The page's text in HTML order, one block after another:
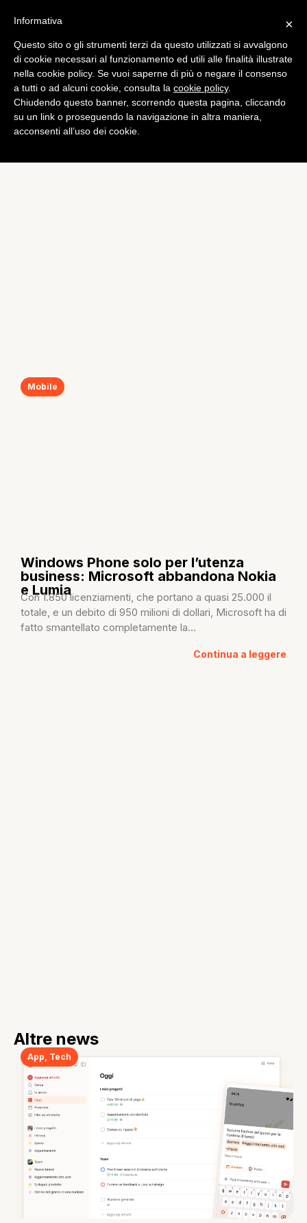
Mobile
Windows Phone solo per l’utenza
business: Microsoft abbandona Nokia
e Lumia
Con 1.850 licenziamenti, che portano a quasi 25.000 il
totale, e un debito di 950 milioni di dollari, Microsoft ha di
fatto smantellato completamente la...
Continua a leggere
Altre news
App Tech
×
Informativa
Questo sito o gli strumenti terzi da questo utilizzati si avvalgono
di cookie necessari al funzionamento ed utili alle finalità illustrate
nella cookie policy. Se vuoi saperne di più o negare il consenso
a tutti o ad alcuni cookie, consulta la cookie policy.
Chiudendo questo banner, scorrendo questa pagina, cliccando
su un link o proseguendo la navigazione in altra maniera,
acconsenti all’uso dei cookie.